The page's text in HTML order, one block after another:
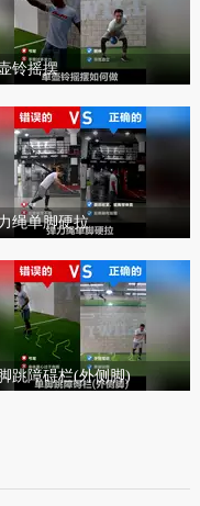
铃摇摆
绳单脚硬拉
跳障碍栏(外侧脚)